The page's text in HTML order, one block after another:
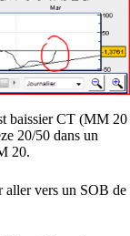
baissier CT (MM 20
20/50 dans un
20.
aller vers un SOB de